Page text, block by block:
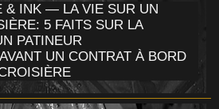
& INK — LA VIE SUR UN
5 FAITS SUR LA
PATINEUR
UN CONTRAT À BORD